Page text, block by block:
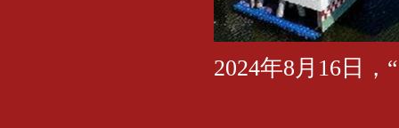
2024年8月16日